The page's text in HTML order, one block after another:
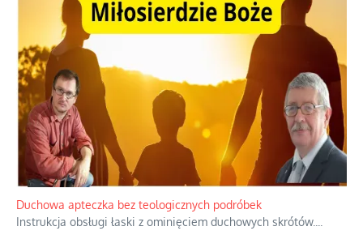
Duchowa apteczka bez teologicznych podróbek
Instrukcja obsługi łaski z ominięciem duchowych skrótów.